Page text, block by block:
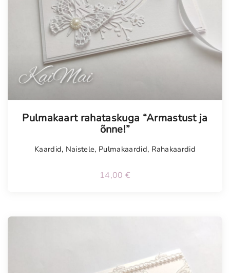
Pulmakaart rahataskuga “Armastust ja
õnne!”
Kaardid, Naistele, Pulmakaardid, Rahakaardid
14,00 €